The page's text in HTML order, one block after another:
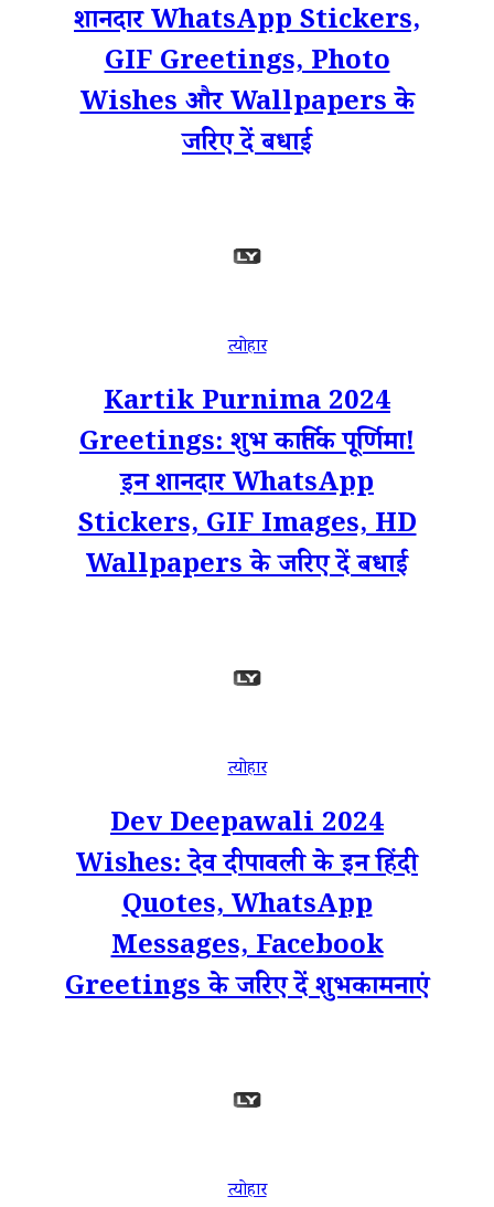
शानदार WhatsApp Stickers,
GIF Greetings, Photo
Wishes और Wallpapers के
जरिए दें बधाई
त्योहार
Kartik Purnima 2024
Greetings: शुभ कार्तिक पूर्णिमा!
इन शानदार WhatsApp
Stickers, GIF Images, HD
Wallpapers के जरिए दें बधाई
त्योहार
Dev Deepawali 2024
Wishes: देव दीपावली के इन हिंदी
Quotes, WhatsApp
Messages, Facebook
Greetings के जरिए दें शुभकामनाएं
त्योहार